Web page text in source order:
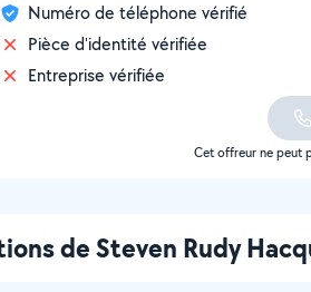
Numéro de téléphone vérifié
Pièce d'identité vérifiée
Entreprise vérifiée
Cet offreur ne peut
de Steven Rudy